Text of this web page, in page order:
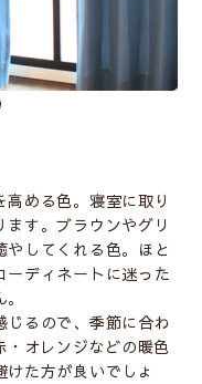
める色。寝室に取り
す。ブラウンやグリ
してくれる色。ほと
ーディネートに迷った
るので、季節に合わ
・オレンジなどの暖色
た方が良いでしょ